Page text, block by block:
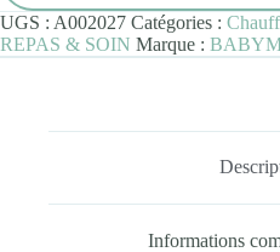
UGS : A002027 Catégories :
REPAS & SOIN Marque :
Informations